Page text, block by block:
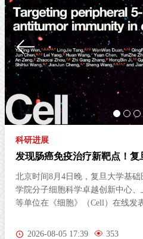
科研进展
发现肠癌免疫治疗新靶点！
杂志
北京时间8月4日晚，复旦大学基
学院分子细胞科学卓越创新中心
等单位在《细胞》（Cell）在线发
向外周5-HT2AR增强结直肠癌抗
2026-08-05 17:39 353